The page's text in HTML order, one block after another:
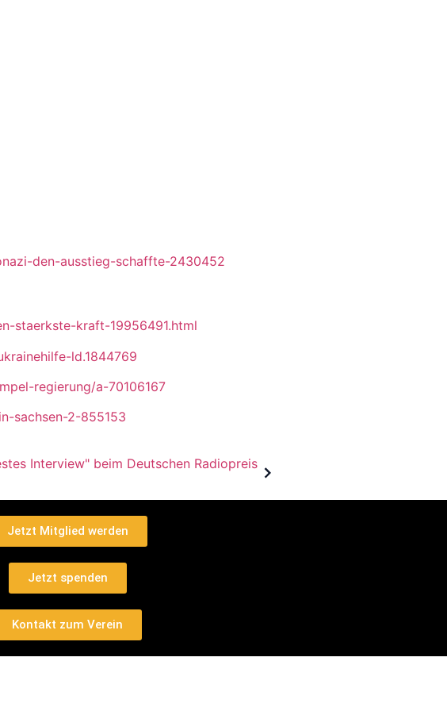
den-ausstieg-schaffte-2430452
staerkste-kraft-19956491.html
ld.1844769
regierung/a-70106167
sachsen-2-855153
Interview" beim Deutschen Radiopreis
Jetzt Mitglied werden
Jetzt spenden
Kontakt zum Verein